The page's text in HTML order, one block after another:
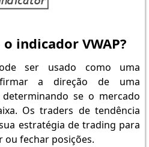
indicador VWAP?
ser usado como uma
a direção de uma
se o mercado
Os traders de tendência
estratégia de trading para
fechar posições.